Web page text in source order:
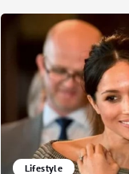
Lifestyle